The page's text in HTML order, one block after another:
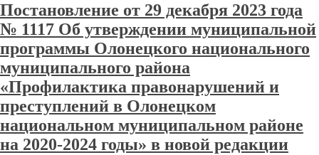
Постановление от 29 декабря 2023 года
№ 1117 Об утверждении муниципальной
программы Олонецкого национального
муниципального района
«Профилактика правонарушений и
преступлений в Олонецком
национальном муниципальном районе
на 2020-2024 годы» в новой редакции